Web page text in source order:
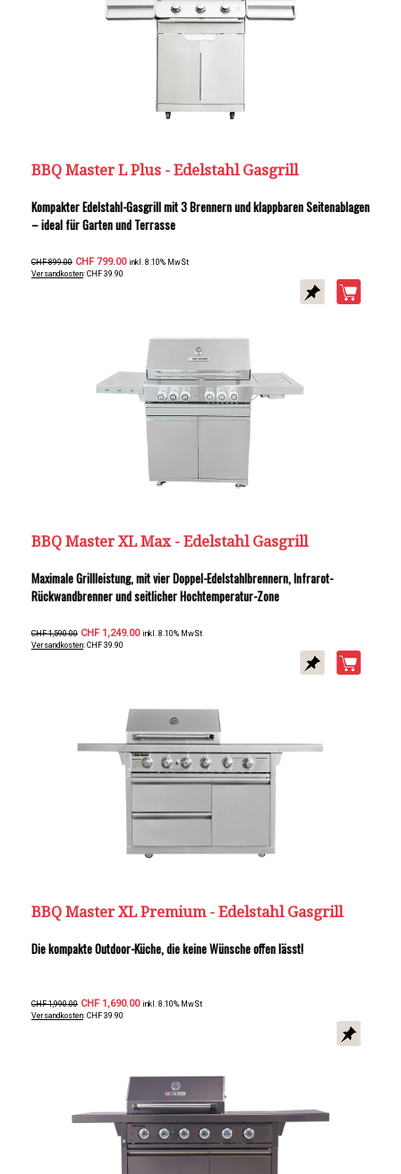
BBQ Master L Plus - Edelstahl Gasgrill
Kompakter Edelstahl-Gasgrill mit 3 Brennern und klappbaren Seitenablagen
– ideal für Garten und Terrasse
CHF 899.00 CHF 799.00 inkl. 8.10% MwSt
Versandkosten: CHF 39.90
BBQ Master XL Max - Edelstahl Gasgrill
Maximale Grillleistung, mit vier Doppel-Edelstahlbrennern, Infrarot-
Rückwandbrenner und seitlicher Hochtemperatur-Zone
CHF 1,590.00 CHF 1,249.00 inkl. 8.10% MwSt
Versandkosten: CHF 39.90
BBQ Master XL Premium - Edelstahl Gasgrill
Die kompakte Outdoor-Küche, die keine Wünsche offen lässt!
CHF 1,990.00 CHF 1,690.00 inkl. 8.10% MwSt
Versandkosten: CHF 39.90